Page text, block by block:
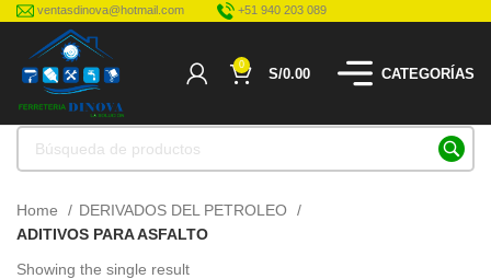
ventasdinova@hotmail.com +51 940 203 089
0
S/0.00 CATEGORÍAS
Home
DERIVADOS DEL PETROLEO
ADITIVOS PARA ASFALTO
Showing the single result